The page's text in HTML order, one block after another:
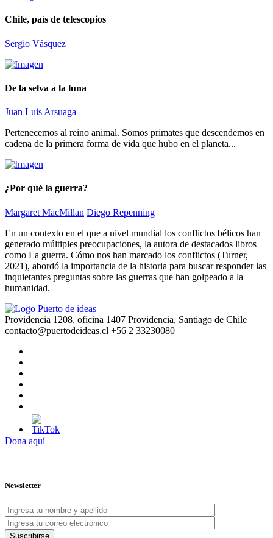
Chile, país de telescopios
Sergio Vásquez
De la selva a la luna
Juan Luis Arsuaga
Pertenecemos al reino animal. Somos primates que descendemos en
cadena de la primera forma de vida que hubo en el planeta...
¿Por qué la guerra?
Margaret MacMillan Diego Repenning
En un contexto en el que a nivel mundial los conflictos bélicos han
generado múltiples preocupaciones, la autora de destacados libros
como La guerra. Cómo nos han marcado los conflictos (Turner,
2021), abordó la importancia de la historia para buscar responder las
inquietantes preguntas sobre las guerras que han golpeado a la
humanidad.
Providencia 1208, oficina 1407 Providencia, Santiago de Chile
contacto@puertodeideas.cl +56 2 33230080
Dona aquí
Newsletter
Suscribirse